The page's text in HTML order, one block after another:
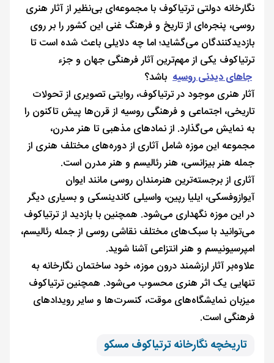
نگارخانه دولتی ترتیاکوف با مجموعه‌ای بی‌نظیر از آثار هنری
روسی، پنجره‌ای از تاریخ و فرهنگ غنی این کشور را بر روی
بازدیدکنندگان می‌گشاید؛ اما چه دلایلی باعث شده است تا
ترتیاکوف یکی از مهم‌ترین آثار فرهنگی جهان و جزء
جاهای دیدنی روسیه باشد؟
آثار هنری موجود در ترتیاکوف، روایتی تصویری از تحولات
تاریخی، اجتماعی و فرهنگی روسیه از قرن‌ها پیش تاکنون را
به نمایش می‌گذارد. از نمادهای مذهبی تا هنر مدرن،
مجموعه این موزه شامل آثاری از دوره‌های مختلف هنری از
جمله هنر بیزانسی، هنر رئالیسم و هنر مدرن است.
آثاری از برجسته‌ترین هنرمندان روسی مانند ایوان
آیوازوفسکی، ایلیا رپین، واسیلی کاندینسکی و بسیاری دیگر
در این موزه نگهداری می‌شود. همچنین با بازدید از ترتیاکوف
می‌توانید با سبک‌های مختلف نقاشی روسی از جمله رئالیسم،
امپرسیونیسم و هنر انتزاعی آشنا شوید.
علاوه‌بر آثار ارزشمند درون موزه، خود ساختمان نگارخانه به
تنهایی یک اثر هنری محسوب می‌شود. همچنین ترتیاکوف
میزبان نمایشگاه‌های موقت، کنسرت‌ها و سایر رویدادهای
فرهنگی است.
تاریخچه نگارخانه ترتیاکوف مسکو